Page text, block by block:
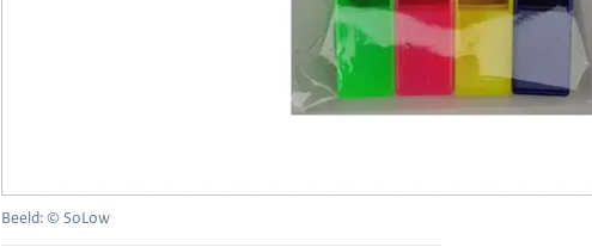
Beeld: © SoLow